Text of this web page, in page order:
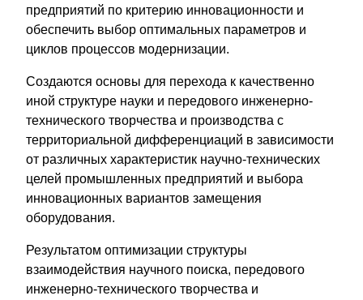
предприятий по критерию инновационности и
обеспечить выбор оптимальных параметров и
циклов процессов модернизации.
Создаются основы для перехода к качественно
иной структуре науки и передового инженерно-
технического творчества и производства с
территориальной дифференциаций в зависимости
от различных характеристик научно-технических
целей промышленных предприятий и выбора
инновационных вариантов замещения
оборудования.
Результатом оптимизации структуры
взаимодействия научного поиска, передового
инженерно-технического творчества и